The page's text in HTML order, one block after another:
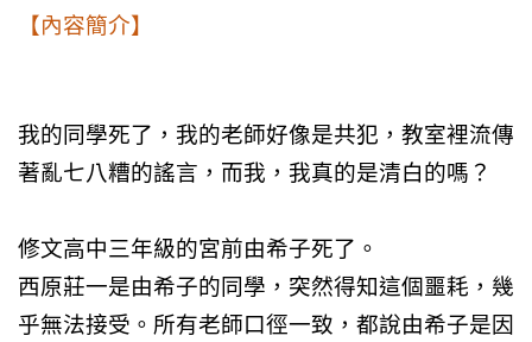
【內容簡介】
我的同學死了，我的老師好像是共犯，教室裡流傳
著亂七八糟的謠言，而我，我真的是清白的嗎？
修文高中三年級的宮前由希子死了。
西原莊一是由希子的同學，突然得知這個噩耗，幾
乎無法接受。所有老師口徑一致，都說由希子是因